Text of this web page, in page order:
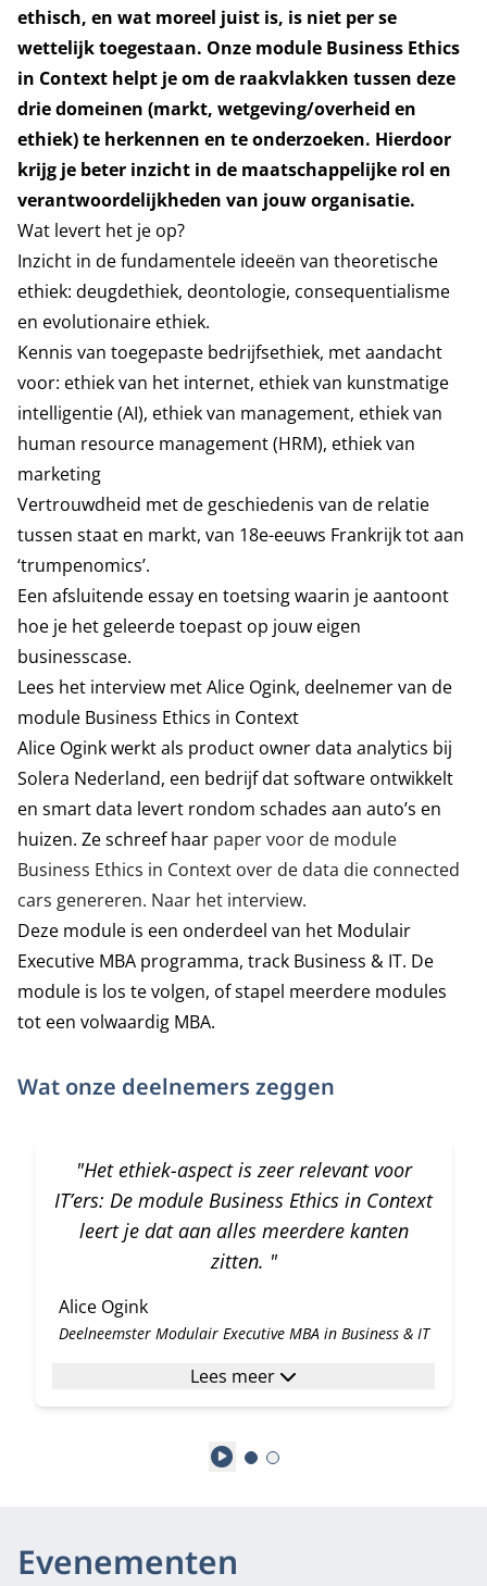
ethisch, en wat moreel juist is, is niet per se
wettelijk toegestaan. Onze module Business Ethics
in Context helpt je om de raakvlakken tussen deze
drie domeinen (markt, wetgeving/overheid en
ethiek) te herkennen en te onderzoeken. Hierdoor
krijg je beter inzicht in de maatschappelijke rol en
verantwoordelijkheden van jouw organisatie.
Wat levert het je op?
Inzicht in de fundamentele ideeën van theoretische
ethiek: deugdethiek, deontologie, consequentialisme
en evolutionaire ethiek.
Kennis van toegepaste bedrijfsethiek, met aandacht
voor: ethiek van het internet, ethiek van kunstmatige
intelligentie (AI), ethiek van management, ethiek van
human resource management (HRM), ethiek van
marketing
Vertrouwdheid met de geschiedenis van de relatie
tussen staat en markt, van 18e-eeuws Frankrijk tot aan
‘trumpenomics’.
Een afsluitende essay en toetsing waarin je aantoont
hoe je het geleerde toepast op jouw eigen
businesscase.
Lees het interview met Alice Ogink, deelnemer van de
module Business Ethics in Context
Alice Ogink werkt als product owner data analytics bij
Solera Nederland, een bedrijf dat software ontwikkelt
en smart data levert rondom schades aan auto’s en
huizen. Ze schreef haar paper voor de module
Business Ethics in Context over de data die connected
cars genereren. Naar het interview.
Deze module is een onderdeel van het Modulair
Executive MBA programma, track Business & IT. De
module is los te volgen, of stapel meerdere modules
tot een volwaardig MBA.
Wat onze deelnemers zeggen
"Het ethiek-aspect is zeer relevant voor
IT’ers: De module Business Ethics in Context
leert je dat aan alles meerdere kanten
zitten. "
Alice Ogink
Deelneemster Modulair Executive MBA in Business & IT
Lees meer
Play
Evenementen